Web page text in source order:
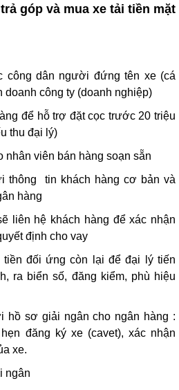
góp và mua xe tải tiền mặt
công dân người đứng tên xe (cá
doanh công ty (doanh nghiệp)
để hỗ trợ đặt cọc trước 20 triệu
thu đại lý)
nhân viên bán hàng soạn sẵn
thông tin khách hàng cơ bản và
hàng
liên hệ khách hàng để xác nhận
định cho vay
tiền đối ứng còn lại để đại lý tiến
ra biển số, đăng kiểm, phù hiệu
hồ sơ giải ngân cho ngân hàng :
đăng ký xe (cavet), xác nhận
xe.
ngân